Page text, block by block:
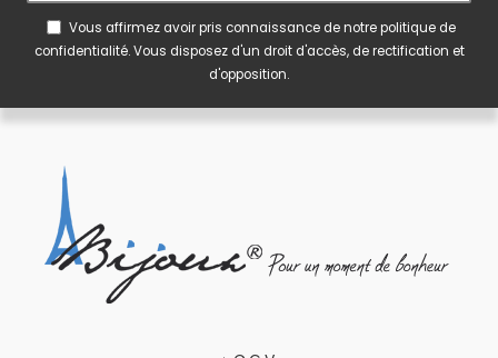
Vous affirmez avoir pris connaissance de notrepolitique de
confidentialité. Vous disposez d'un droit d'accès, de rectification et
d'opposition.